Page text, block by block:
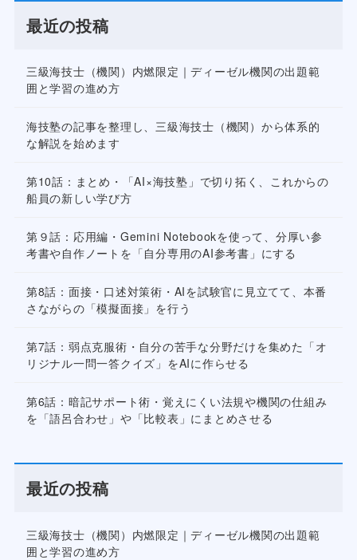
最近の投稿
三級海技士（機関）内燃限定｜ディーゼル機関の出題範
囲と学習の進め方
海技塾の記事を整理し、三級海技士（機関）から体系的
な解説を始めます
第10話：まとめ・「AI×海技塾」で切り拓く、これからの
船員の新しい学び方
第９話：応用編・Gemini Notebookを使って、分厚い参
考書や自作ノートを「自分専用のAI参考書」にする
第8話：面接・口述対策術・AIを試験官に見立てて、本番
さながらの「模擬面接」を行う
第7話：弱点克服術・自分の苦手な分野だけを集めた「オ
リジナル一問一答クイズ」をAIに作らせる
第6話：暗記サポート術・覚えにくい法規や機関の仕組み
を「語呂合わせ」や「比較表」にまとめさせる
最近の投稿
三級海技士（機関）内燃限定｜ディーゼル機関の出題範
囲と学習の進め方